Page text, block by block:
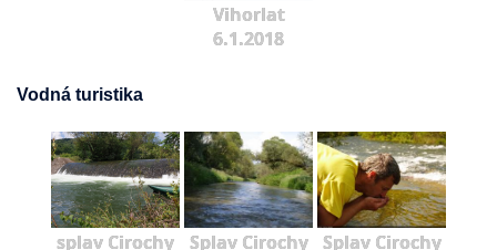
Vihorlat
6.1.2018
Vodná turistika
splav Cirochy
Splav Cirochy
Splav Cirochy